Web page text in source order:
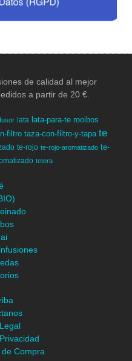
de calidad al mejor
a partir de 20 €.
lata lata-para-te rooibos
filtro taza-con-filtro-y-tapa te
te-rojo te-rojo-aromatizado te-
tetera
Compra